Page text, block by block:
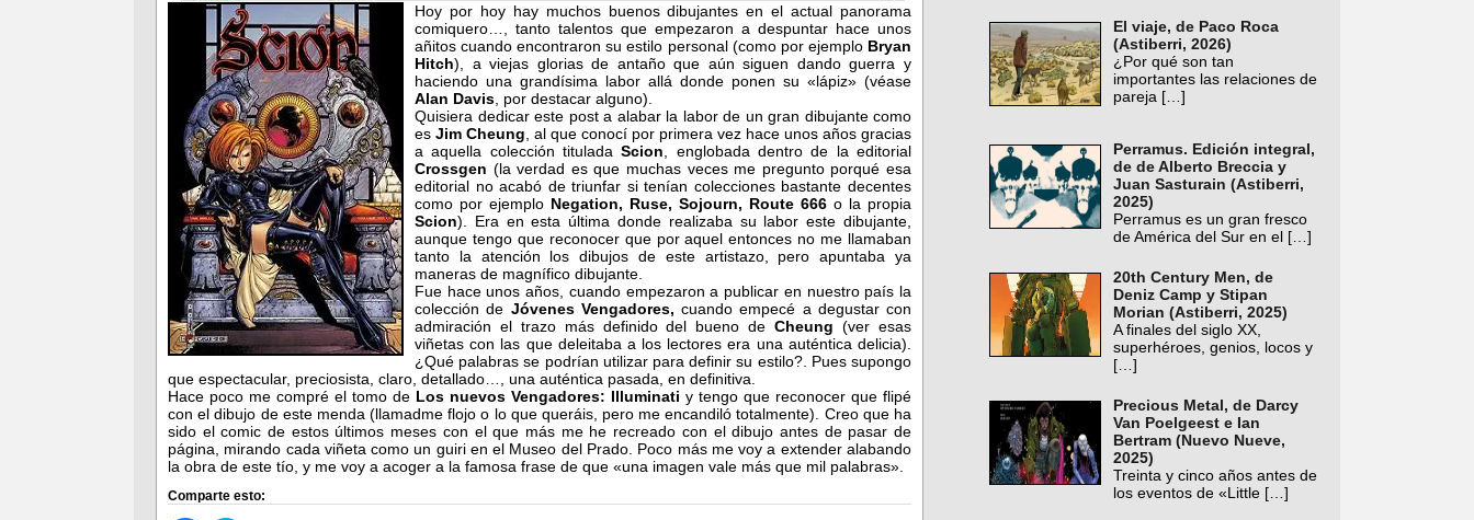
Hoy por hoy hay muchos buenos dibujantes en el actual panorama
comiquero…, tanto talentos que empezaron a despuntar hace unos
añitos cuando encontraron su estilo personal (como por ejemplo Bryan
Hitch), a viejas glorias de antaño que aún siguen dando guerra y
haciendo una grandísima labor allá donde ponen su «lápiz» (véase
Alan Davis , por destacar alguno).
Quisiera dedicar este post a alabar la labor de un gran dibujante como
es Jim Cheung , al que conocí por primera vez hace unos años gracias
a aquella colección tituladaScion , englobada dentro de la editorial
Crossgen (la verdad es que muchas veces me pregunto porqué esa
editorial no acabó de triunfar si tenían colecciones bastante decentes
como por ejemplo Negation, Ruse, Sojourn, Route 666 o la propia
Scion). Era en esta última donde realizaba su labor este dibujante,
aunque tengo que reconocer que por aquel entonces no me llamaban
tanto la atención los dibujos de este artistazo, pero apuntaba ya
maneras de magnífico dibujante.
Fue hace unos años, cuando empezaron a publicar en nuestro país la
colección de Jóvenes Vengadores, cuando empecé a degustar con
admiración el trazo más definido del bueno deCheung(ver esas
viñetas con las que deleitaba a los lectores era una auténtica delicia).
¿Qué palabras se podrían utilizar para definir su estilo?. Pues supongo
que espectacular, preciosista, claro, detallado…, una auténtica pasada, en definitiva.
Hace poco me compré el tomo de Los nuevos Vengadores: Illuminati y tengo que reconocer que flipé
con el dibujo de este menda (llamadme flojo o lo que queráis, pero me encandiló totalmente). Creo que ha
sido el comic de estos últimos meses con el que más me he recreado con el dibujo antes de pasar de
página, mirando cada viñeta como un guiri en el Museo del Prado. Poco más me voy a extender alabando
la obra de este tío, y me voy a acoger a la famosa frase de que «una imagen vale más que mil palabras».
Comparte esto:
El viaje, de Paco Roca
(Astiberri, 2026)
¿Por qué son tan
importantes las relaciones de
pareja […]
Perramus. Edición integral,
de de Alberto Breccia y
Juan Sasturain (Astiberri,
2025)
Perramus es un gran fresco
de América del Sur en el […]
20th Century Men, de
Deniz Camp y Stipan
Morian (Astiberri, 2025)
A finales del siglo XX,
superhéroes, genios, locos y
[…]
Precious Metal, de Darcy
Van Poelgeest e Ian
Bertram (Nuevo Nueve,
2025)
Treinta y cinco años antes de
los eventos de «Little […]